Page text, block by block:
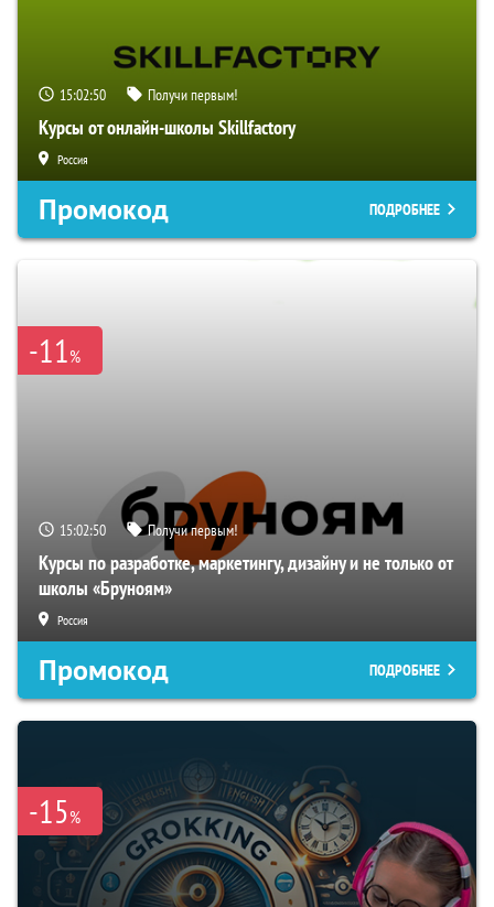
15:02:49 Получи первым!
Курсы от онлайн-школы Skillfactory
Россия
Промокод ПОДРОБНЕЕ
-11%
15:02:49 Получи первым!
Курсы по разработке, маркетингу, дизайну и не только от
школы «Бруноям»
Россия
Промокод ПОДРОБНЕЕ
-15%